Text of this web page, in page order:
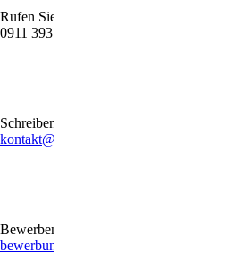
Rufen Sie uns gerne an
0911 39372790
Schreiben Sie uns gerne eine E-Mail
kontakt@stb-becker-zeiler.de
Bewerben Sie sich online oder per E-Mail
bewerbung@stb-becker-zeiler.de